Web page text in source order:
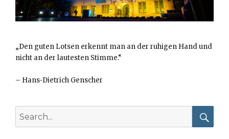
„Den guten Lotsen erkennt man an der ruhigen Hand und
nicht an der lautesten Stimme.“
– Hans-Dietrich Genscher
for: